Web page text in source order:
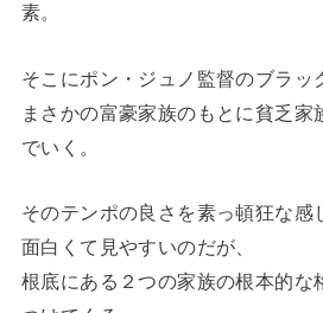
素。
そこにポン・ジュノ監督のブラッ
まさかの富豪家族のもとに貧乏家
でいく。
そのテンポの良さを素っ頓狂な感
面白くて見やすいのだが、
根底にある２つの家族の根本的な